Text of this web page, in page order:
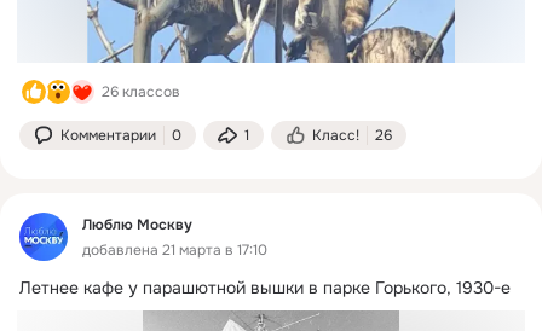
26 классов
Комментарии 0 1 Класс! 26
Люблю Москву
добавлена 21 марта в 17:10
Летнее кафе у парашютной вышки в парке Горького, 1930-е